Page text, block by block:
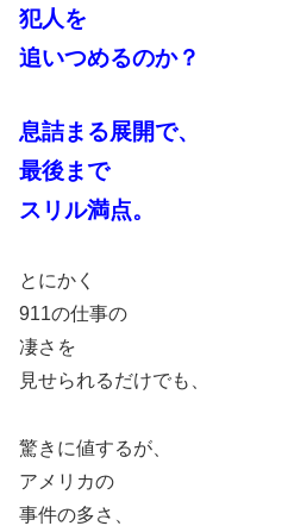
犯人を
追いつめるのか？
息詰まる展開で、
最後まで
スリル満点。
とにかく
911の仕事の
凄さを
見せられるだけでも、
驚きに値するが、
アメリカの
事件の多さ、